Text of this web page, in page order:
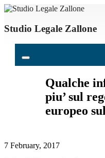
Studio Legale Zallone
Qualche
piu’ sul
europeo
7 February, 2017